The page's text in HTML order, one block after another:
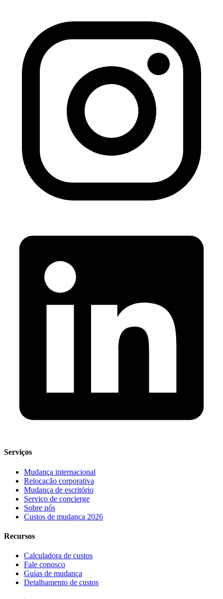
Serviços
Mudança internacional
Relocação corporativa
Mudança de escritório
Serviço de concierge
Sobre nós
Custos de mudança 2026
Recursos
Calculadora de custos
Fale conosco
Guias de mudança
Detalhamento de custos